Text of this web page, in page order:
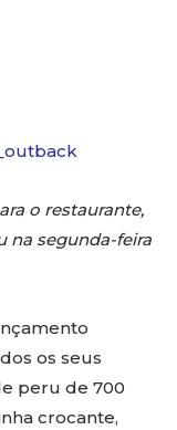
o restaurante,
na segunda-feira
os seus
peru de 700
crocante,